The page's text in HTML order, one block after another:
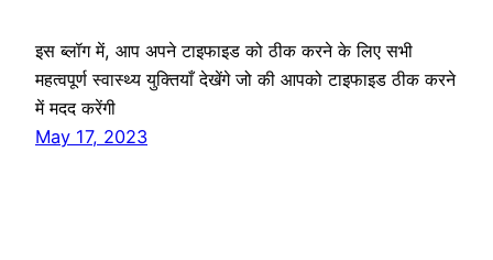
इस ब्लॉग में, आप अपने टाइफाइड को ठीक करने के लिए सभी
महत्वपूर्ण स्वास्थ्य युक्तियाँ देखेंगे जो की आपको टाइफाइड ठीक करने
में मदद करेंगी
May 17, 2023